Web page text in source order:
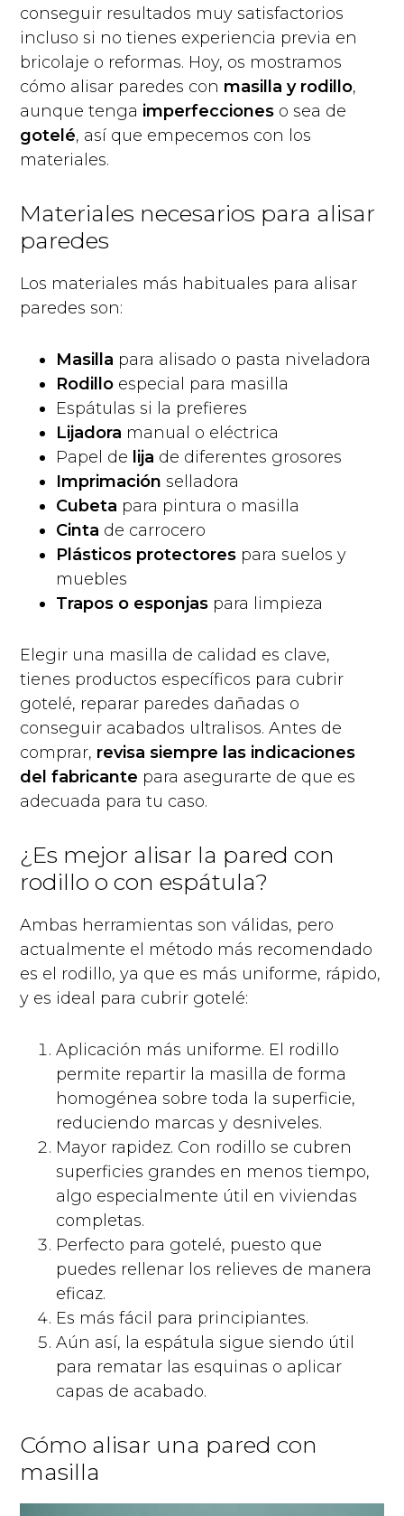
conseguir resultados muy satisfactorios
incluso si no tienes experiencia previa en
bricolaje o reformas. Hoy, os mostramos
cómo alisar paredes con masilla y rodillo,
aunque tenga imperfecciones o sea de
gotelé, así que empecemos con los
materiales.
Materiales necesarios para alisar
paredes
Los materiales más habituales para alisar
paredes son:
Masilla para alisado o pasta niveladora
Rodillo especial para masilla
Espátulas si la prefieres
Lijadora manual o eléctrica
Papel de lija de diferentes grosores
Imprimación selladora
Cubeta para pintura o masilla
Cinta de carrocero
Plásticos protectores para suelos y
muebles
Trapos o esponjas para limpieza
Elegir una masilla de calidad es clave,
tienes productos específicos para cubrir
gotelé, reparar paredes dañadas o
conseguir acabados ultralisos. Antes de
comprar, revisa siempre las indicaciones
del fabricante para asegurarte de que es
adecuada para tu caso.
¿Es mejor alisar la pared con
rodillo o con espátula?
Ambas herramientas son válidas, pero
actualmente el método más recomendado
es el rodillo, ya que es más uniforme, rápido,
y es ideal para cubrir gotelé:
Aplicación más uniforme. El rodillo
permite repartir la masilla de forma
homogénea sobre toda la superficie,
reduciendo marcas y desniveles.
Mayor rapidez. Con rodillo se cubren
superficies grandes en menos tiempo,
algo especialmente útil en viviendas
completas.
Perfecto para gotelé, puesto que
puedes rellenar los relieves de manera
eficaz.
Es más fácil para principiantes.
Aún así, la espátula sigue siendo útil
para rematar las esquinas o aplicar
capas de acabado.
Cómo alisar una pared con
masilla